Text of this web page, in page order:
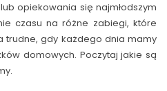
opiekowania się najmłodszym
czasu na różne zabiegi, które
trudne, gdy każdego dnia mamy
domowych. Poczytaj jakie są